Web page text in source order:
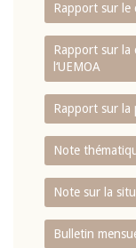
Rapport sur le
Rapport sur la
l‘UEMOA
Rapport sur la
Note
Note sur la
Bulletin